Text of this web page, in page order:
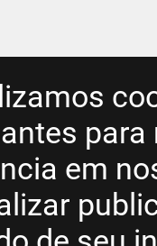
para
em